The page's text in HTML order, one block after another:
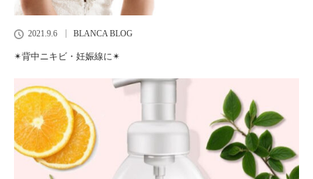
2021.9.6 BLANCA BLOG
✴︎背中ニキビ・妊娠線に✴︎